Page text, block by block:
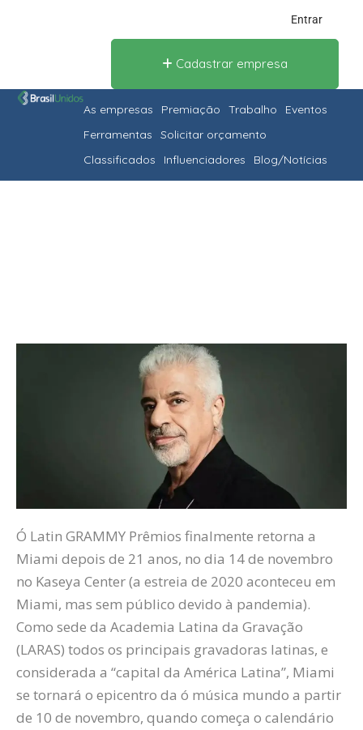
Entrar
Cadastrar empresa
As empresas Premiação Trabalho
Eventos
Ferramentas
Solicitar orçamento
Classificados
Influenciadores Blog/Notícias
Ó Latin GRAMMY Prêmios finalmente retorna a
Miami depois de 21 anos, no dia 14 de novembro
no Kaseya Center (a estreia de 2020 aconteceu em
Miami, mas sem público devido à pandemia).
Como sede da Academia Latina da Gravação
(LARAS) todos os principais gravadoras latinas, e
considerada a “capital da América Latina”, Miami
se tornará o epicentro da ó música mundo a partir
de 10 de novembro, quando começa o calendário